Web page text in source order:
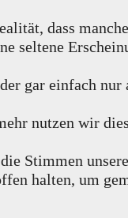
dass
seltene
gar einfach nur
nutzen wir
Stimmen
halten, um